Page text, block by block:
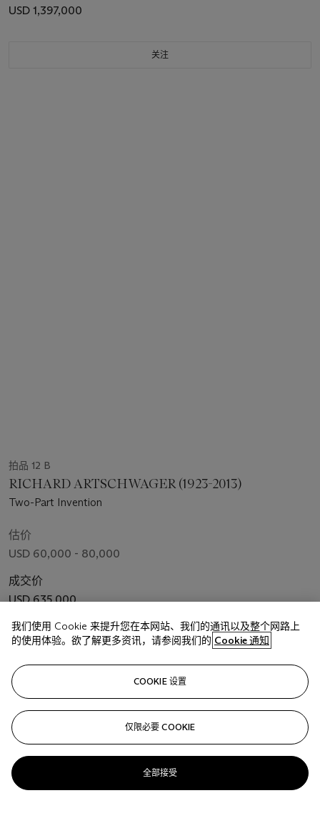
USD 1,397,000
关注
拍品 12 B
RICHARD ARTSCHWAGER (1923-2013)
Two-Part Invention
估价
USD 60,000 - 80,000
成交价
USD 635,000
关注
正在显示 12 从12
我们使用 Cookie 来提升您在本网站、我们的通讯以及整个网路上
的使用体验。欲了解更多资讯，请参阅我们的 Cookie 通知
COOKIE 设置
仅限必要 COOKIE
全部接受